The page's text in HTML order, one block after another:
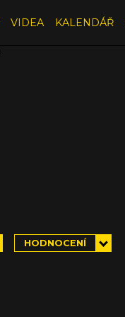
VIDEA KALENDÁŘ
HODNOCENÍ